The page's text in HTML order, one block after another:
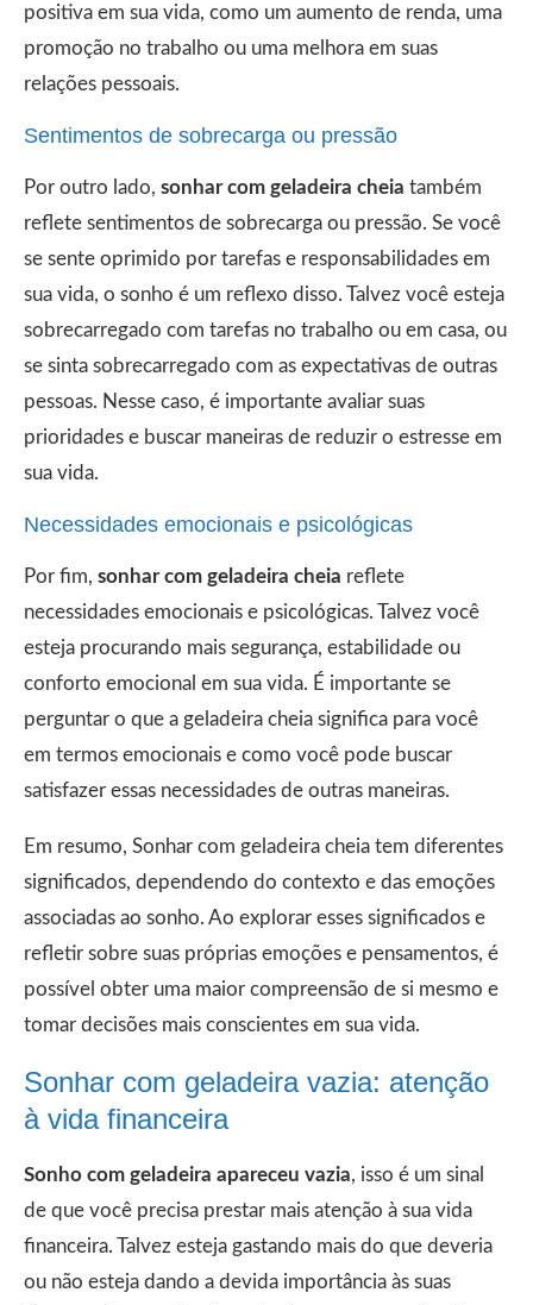
positiva em sua vida, como um aumento de renda, uma
promoção no trabalho ou uma melhora em suas
relações pessoais.
Sentimentos de sobrecarga ou pressão
Por outro lado, sonhar com geladeira cheia também
reflete sentimentos de sobrecarga ou pressão. Se você
se sente oprimido por tarefas e responsabilidades em
sua vida, o sonho é um reflexo disso. Talvez você esteja
sobrecarregado com tarefas no trabalho ou em casa, ou
se sinta sobrecarregado com as expectativas de outras
pessoas. Nesse caso, é importante avaliar suas
prioridades e buscar maneiras de reduzir o estresse em
sua vida.
Necessidades emocionais e psicológicas
Por fim, sonhar com geladeira cheia reflete
necessidades emocionais e psicológicas. Talvez você
esteja procurando mais segurança, estabilidade ou
conforto emocional em sua vida. É importante se
perguntar o que a geladeira cheia significa para você
em termos emocionais e como você pode buscar
satisfazer essas necessidades de outras maneiras.
Em resumo, Sonhar com geladeira cheia tem diferentes
significados, dependendo do contexto e das emoções
associadas ao sonho. Ao explorar esses significados e
refletir sobre suas próprias emoções e pensamentos, é
possível obter uma maior compreensão de si mesmo e
tomar decisões mais conscientes em sua vida.
Sonhar com geladeira vazia: atenção
à vida financeira
Sonho com geladeira apareceu vazia, isso é um sinal
de que você precisa prestar mais atenção à sua vida
financeira. Talvez esteja gastando mais do que deveria
ou não esteja dando a devida importância às suas